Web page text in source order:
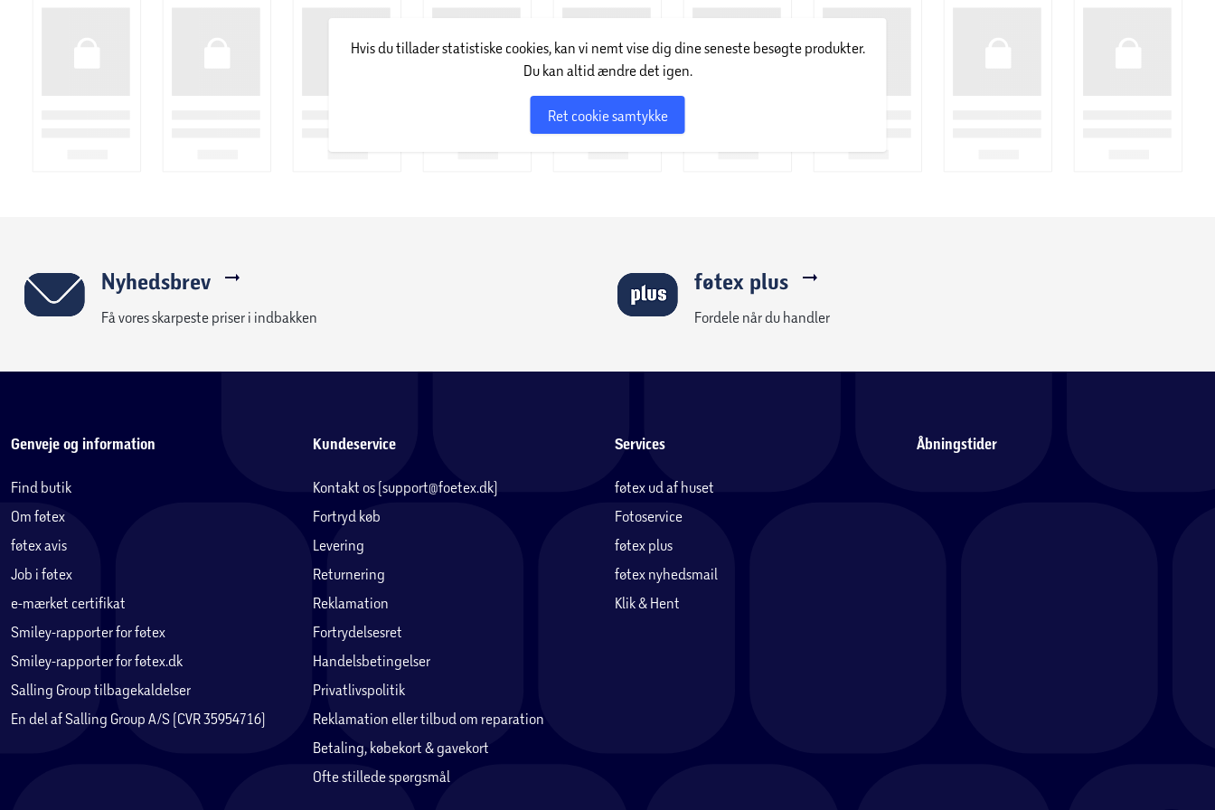
Hvis du tillader statistiske cookies, kan vi nemt vise dig dine seneste besøgte produkter.
Du kan altid ændre det igen.
Ret cookie samtykke
Nyhedsbrev
Få vores skarpeste priser i indbakken
føtex plus
Fordele når du handler
Genveje og information
Find butik
Om føtex
føtex avis
Job i føtex
e-mærket certifikat
Smiley-rapporter for føtex
Smiley-rapporter for føtex.dk
Salling Group tilbagekaldelser
En del af Salling Group A/S (CVR 35954716)
Kundeservice
Kontakt os (support@foetex.dk)
Fortryd køb
Levering
Returnering
Reklamation
Fortrydelsesret
Handelsbetingelser
Privatlivspolitik
Reklamation eller tilbud om reparation
Betaling, købekort & gavekort
Ofte stillede spørgsmål
Services
føtex ud af huset
Fotoservice
føtex plus
føtex nyhedsmail
Klik & Hent
Åbningstider